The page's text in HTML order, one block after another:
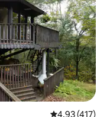
Évaluation
4,93 (417)